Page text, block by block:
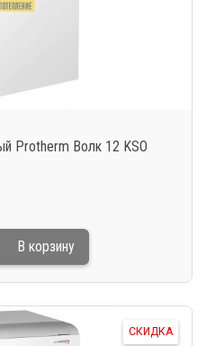
Protherm Волк 12 KSO
СКИДКА